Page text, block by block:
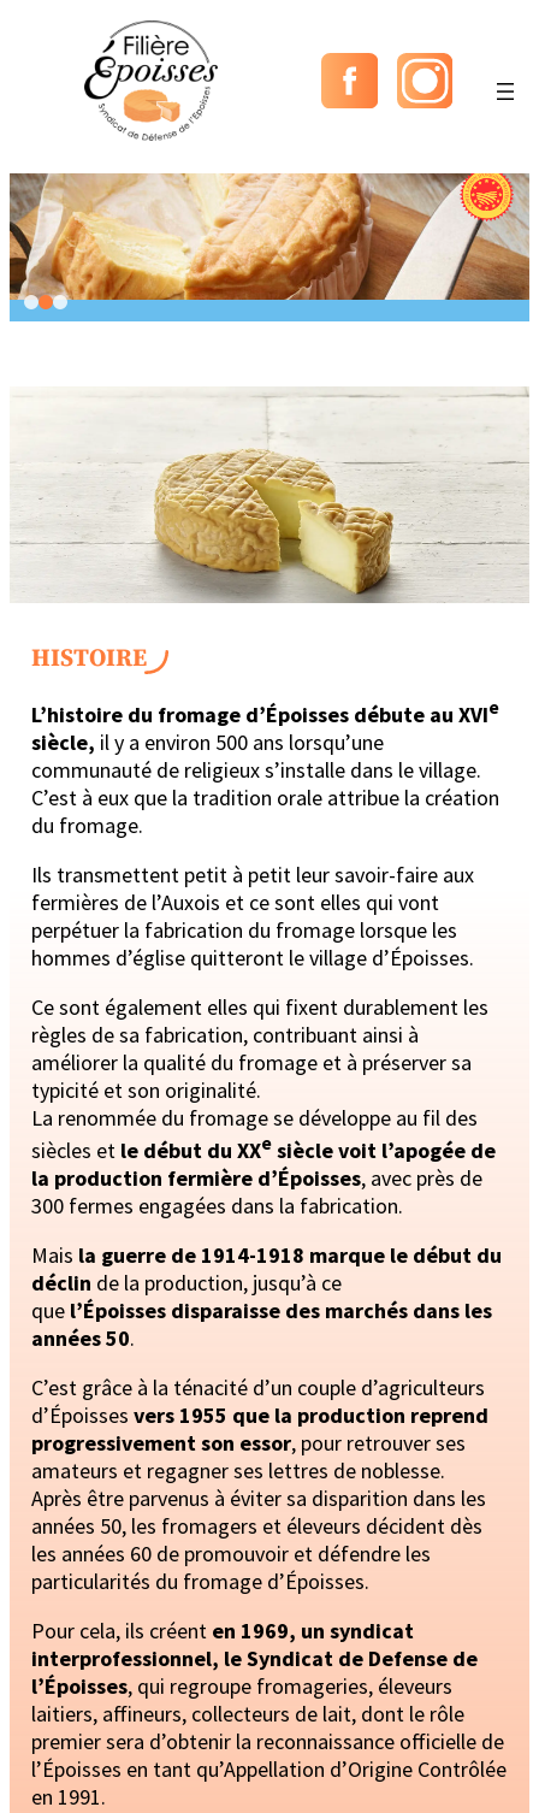
HISTOIRE
L’histoire du fromage d’Époisses débute au XVIe
siècle, il y a environ 500 ans lorsqu’une
communauté de religieux s’installe dans le village.
C’est à eux que la tradition orale attribue la création
du fromage.
Ils transmettent petit à petit leur savoir-faire aux
fermières de l’Auxois et ce sont elles qui vont
perpétuer la fabrication du fromage lorsque les
hommes d’église quitteront le village d’Époisses.
Ce sont également elles qui fixent durablement les
règles de sa fabrication, contribuant ainsi à
améliorer la qualité du fromage et à préserver sa
typicité et son originalité.
La renommée du fromage se développe au fil des
siècles et le début du XXe siècle voit l’apogée de
la production fermière d’Époisses, avec près de
300 fermes engagées dans la fabrication.
Mais la guerre de 1914-1918 marque le début du
déclin de la production, jusqu’à ce
que l’Époisses disparaisse des marchés dans les
années 50.
C’est grâce à la ténacité d’un couple d’agriculteurs
d’Époisses vers 1955 que la production reprend
progressivement son essor, pour retrouver ses
amateurs et regagner ses lettres de noblesse.
Après être parvenus à éviter sa disparition dans les
années 50, les fromagers et éleveurs décident dès
les années 60 de promouvoir et défendre les
particularités du fromage d’Époisses.
Pour cela, ils créent en 1969, un syndicat
interprofessionnel, le Syndicat de Defense de
l’Époisses, qui regroupe fromageries, éleveurs
laitiers, affineurs, collecteurs de lait, dont le rôle
premier sera d’obtenir la reconnaissance officielle de
l’Époisses en tant qu’Appellation d’Origine Contrôlée
en 1991.